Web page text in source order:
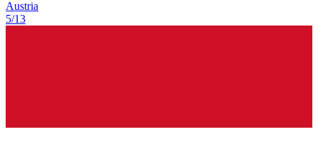
Austria
5/13